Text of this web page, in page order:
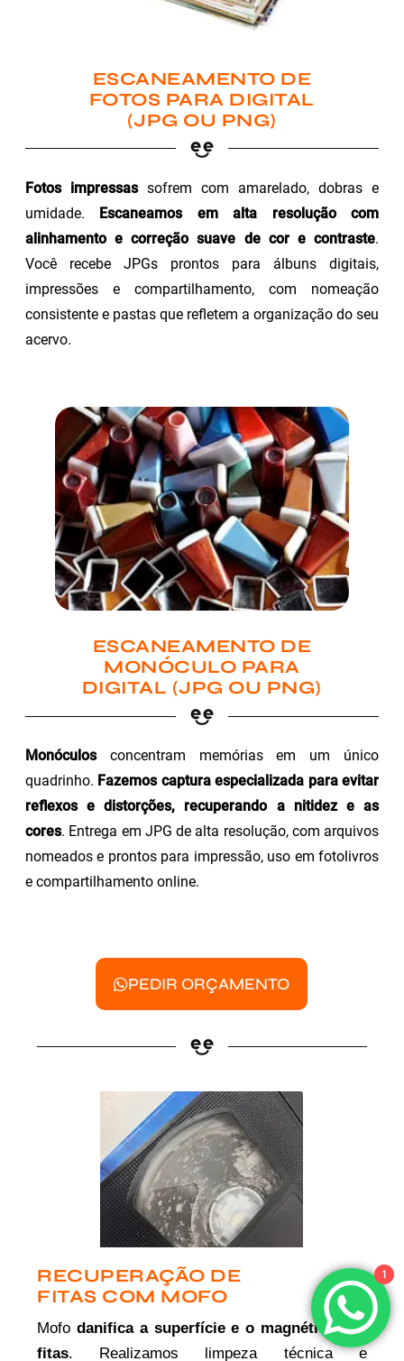
ESCANEAMENTO DE
FOTOS PARA DIGITAL
(JPG OU PNG)
Fotos impressassofrem com amarelado, dobras e
umidade. Escaneamos em alta resolução com
alinhamento e correção suave de cor e contraste.
Você recebe JPGs prontos para álbuns digitais,
impressões e compartilhamento, com nomeação
consistente e pastas que refletem a organização do seu
acervo.
ESCANEAMENTO DE
MONÓCULO PARA
DIGITAL (JPG OU PNG)
Monóculosconcentram memórias em um único
quadrinho. Fazemos captura especializada para evitar
reflexos e distorções, recuperando a nitidez e as
cores. Entrega em JPG de alta resolução, com arquivos
nomeados e prontos para impressão, uso em fotolivros
e compartilhamento online.
PEDIR ORÇAMENTO
RECUPERAÇÃO DE
FITAS COM MOFO
Mofodanifica a superfície e o magnético das
fitas. Realizamos limpeza técnica e
1